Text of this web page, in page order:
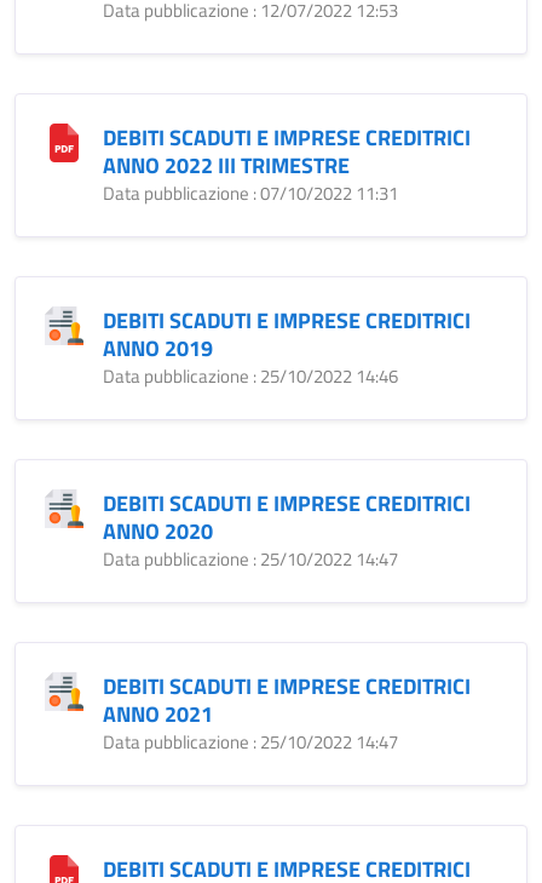
Data pubblicazione : 12/07/2022 12:53
DEBITI SCADUTI E IMPRESE CREDITRICI
ANNO 2022 III TRIMESTRE
Data pubblicazione : 07/10/2022 11:31
DEBITI SCADUTI E IMPRESE CREDITRICI
ANNO 2019
Data pubblicazione : 25/10/2022 14:46
DEBITI SCADUTI E IMPRESE CREDITRICI
ANNO 2020
Data pubblicazione : 25/10/2022 14:47
DEBITI SCADUTI E IMPRESE CREDITRICI
ANNO 2021
Data pubblicazione : 25/10/2022 14:47
DEBITI SCADUTI E IMPRESE CREDITRICI